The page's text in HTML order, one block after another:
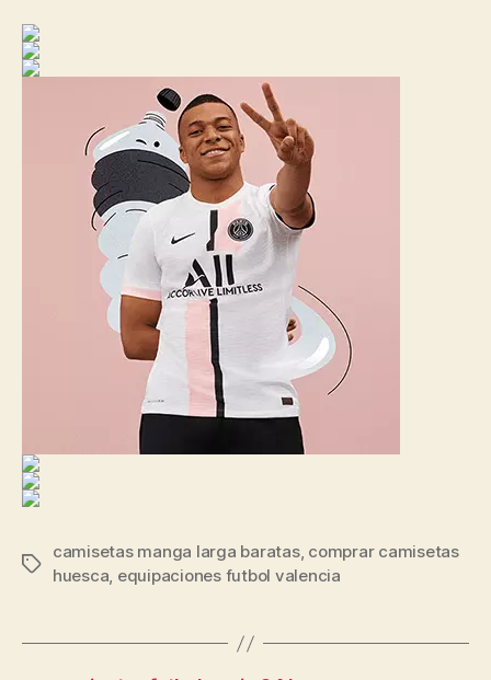
Etiquetas
camisetas manga larga baratas, comprar camisetas
huesca, equipaciones futbol valencia